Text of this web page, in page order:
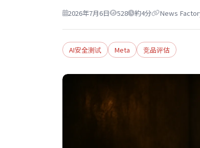
2026年7月6日 528 約4分 News
AI安全测试 Meta 竞品评估